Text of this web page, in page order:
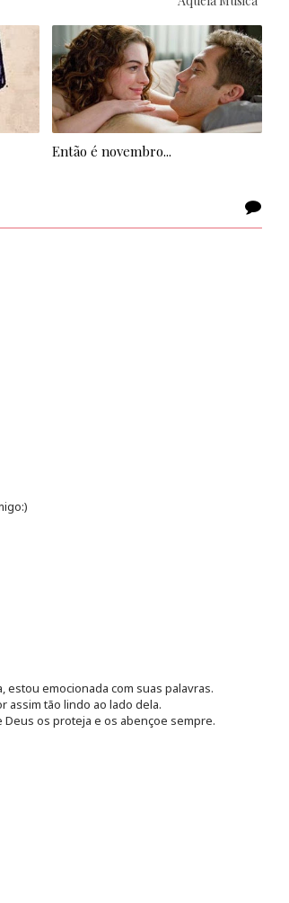
Então é novembro...
estou emocionada com suas palavras.
assim tão lindo ao lado dela.
os proteja e os abençoe sempre.